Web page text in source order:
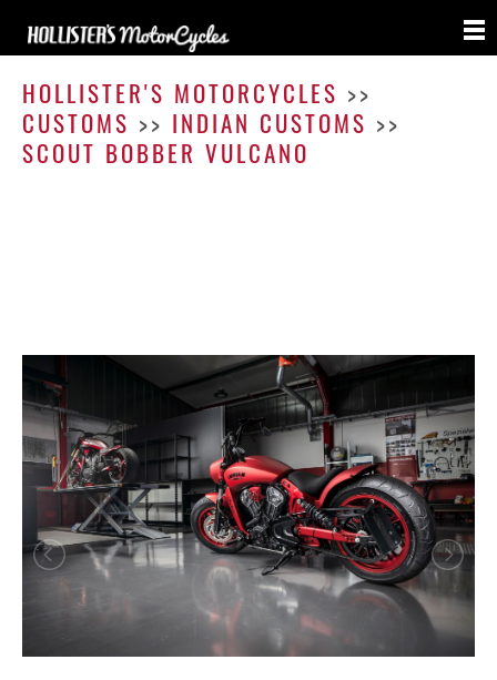
Scout
HOLLISTER'S MOTORCYCLES >>
CUSTOMS >> INDIAN CUSTOMS >>
SCOUT BOBBER VULCANO